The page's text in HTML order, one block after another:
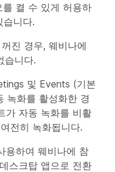
켤 수 있게 허용하
습니다.
진 경우, 웨비나에
습니다.
및 Events (기본
녹화를 활성화한 경
가 자동 녹화를 비활
전히 녹화됩니다.
용하여 웨비나에 참
스크탑 앱으로 전환